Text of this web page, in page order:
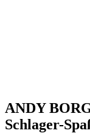
ANDY
Schlager-